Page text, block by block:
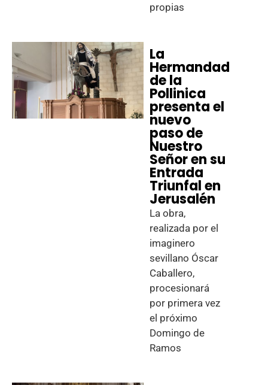
propias
La
Hermandad
de la
Pollinica
presenta el
nuevo
paso de
Nuestro
Señor en su
Entrada
Triunfal en
Jerusalén
La obra,
realizada por el
imaginero
sevillano Óscar
Caballero,
procesionará
por primera vez
el próximo
Domingo de
Ramos